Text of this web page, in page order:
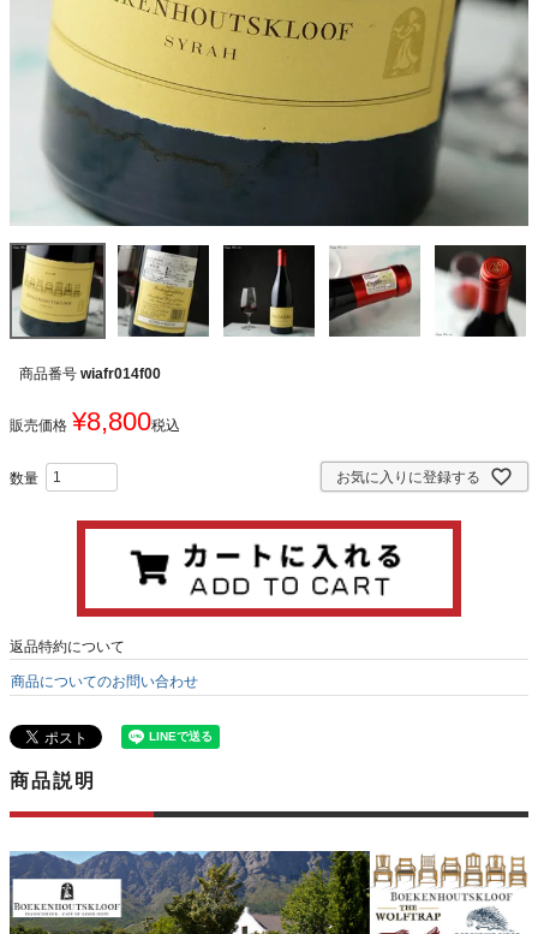
商品番号 wiafr014f00
販売価格 ¥8,800税込
お気に入りに登録する
返品特約について
商品についてのお問い合わせ
商品説明